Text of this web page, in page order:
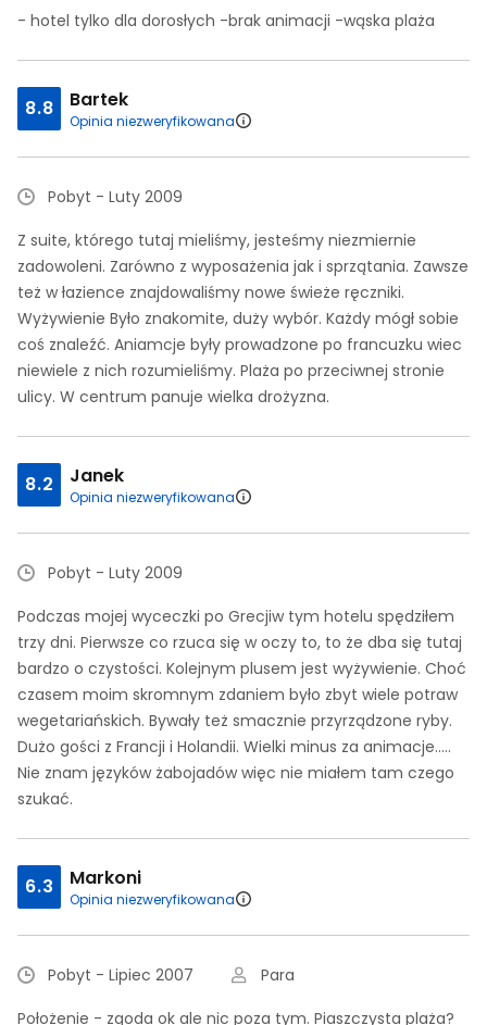
- hotel tylko dla dorosłych -brak animacji -wąska plaża
8.8 Bartek
Opinia niezweryfikowana
Pobyt - Luty 2009
Z suite, którego tutaj mieliśmy, jesteśmy niezmiernie
zadowoleni. Zarówno z wyposażenia jak i sprzątania. Zawsze
też w łazience znajdowaliśmy nowe świeże ręczniki.
Wyżywienie Było znakomite, duży wybór. Każdy mógł sobie
coś znaleźć. Aniamcje były prowadzone po francuzku wiec
niewiele z nich rozumieliśmy. Plaża po przeciwnej stronie
ulicy. W centrum panuje wielka drożyzna.
8.2 Janek
Opinia niezweryfikowana
Pobyt - Luty 2009
Podczas mojej wyceczki po Grecjiw tym hotelu spędziłem
trzy dni. Pierwsze co rzuca się w oczy to, to że dba się tutaj
bardzo o czystości. Kolejnym plusem jest wyżywienie. Choć
czasem moim skromnym zdaniem było zbyt wiele potraw
wegetariańskich. Bywały też smacznie przyrządzone ryby.
Dużo gości z Francji i Holandii. Wielki minus za animacje.....
Nie znam języków żabojadów więc nie miałem tam czego
szukać.
6.3 Markoni
Opinia niezweryfikowana
Pobyt - Lipiec 2007
Para
Położenie - zgoda ok ale nic poza tym. Piaszczysta plaża?